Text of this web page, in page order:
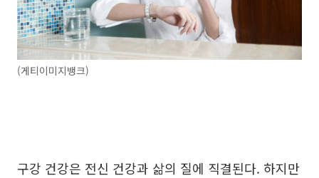
(게티이미지뱅크)
구강 건강은 전신 건강과 삶의 질에 직결된다. 하지만